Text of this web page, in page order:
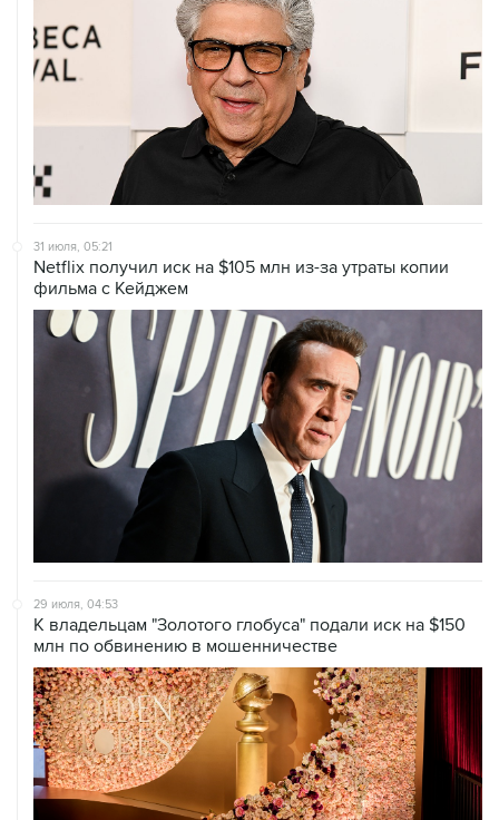
31 июля, 05:21
Netflix получил иск на $105 млн из-за утраты копии
фильма с Кейджем
29 июля, 04:53
К владельцам "Золотого глобуса" подали иск на $150
млн по обвинению в мошенничестве